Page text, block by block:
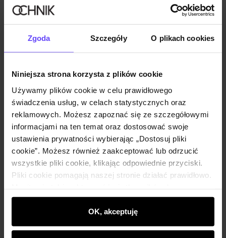
Zgoda Szczegóły O plikach cookies
Niniejsza strona korzysta z plików cookie
Używamy plików cookie w celu prawidłowego
świadczenia usług, w celach statystycznych oraz
reklamowych. Możesz zapoznać się ze szczegółowymi
informacjami na ten temat oraz dostosować swoje
ustawienia prywatności wybierając „Dostosuj pliki
cookie”. Możesz również zaakceptować lub odrzucić
wszystkie pliki cookie, klikając odpowiednie przyciski.
Pliki cookie pomagają naszej stronie działać prawidłowo.
wyświetlać im dopasowane do ich preferencji treści,
rekomendacje oraz komunikaty reklamowe informujące o
najnowszych promocjach w e-sklepie. Informacje o tym,
OK, akceptuję
Twój adres email
Powiadom o dostępności
Opis produktu
Szczegóły
Skład i wymiary